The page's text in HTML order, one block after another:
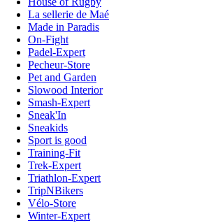
La sellerie de Maé
Made in Paradis
On-Fight
Padel-Expert
Pecheur-Store
Pet and Garden
Slowood Interior
Smash-Expert
Sneak'In
Sneakids
Sport is good
Training-Fit
Trek-Expert
Triathlon-Expert
TripNBikers
Vélo-Store
Winter-Expert